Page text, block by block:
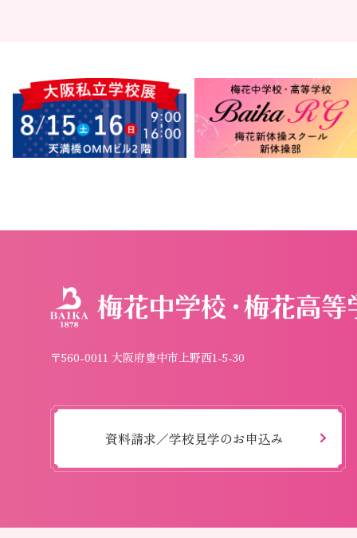
〒560-0011 大阪府豊中市上野西1-5-30
資料請求／学校見学のお申込み